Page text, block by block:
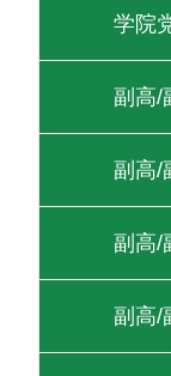
学院
副高/
副高/
副高/
副高/